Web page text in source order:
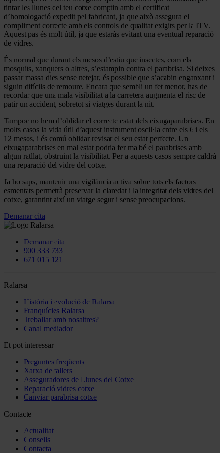
tintar les llunes del teu cotxe comptin amb el certificat
d’homologació expedit pel fabricant, ja que això assegura el
compliment correcte amb els controls de qualitat exigits per la ITV.
Aquest pas és molt útil, ja que estaràs evitant una eventual reparació
de vidres.
És normal que durant els mesos d’estiu que insectes, com els
mosquits, xanquers o altres, s’estampin contra el parabrisa. Si deixes
passar massa dies sense netejar, és possible que s’acabin enganxant i
siguin difícils de remoure. Encara que sembli un fet menor, has de
recordar que una mala visibilitat a la carretera augmenta el risc de
patir un accident, sobretot si viatges durant la nit.
Tampoc no hem d’oblidar el correcte estat dels eixugaparabrises. En
molts casos la vida útil d’aquest instrument oscil·la entre els 6 i els
12 mesos, i és comú oblidar revisar el seu estat perfecte. Un
eixugaparabrises en mal estat podria fer malbé el parabrises amb
algun ratllat, obstruint la visibilitat. Per a aquests casos sempre caldrà
una reparació del vidre del cotxe.
Ja ho saps, mantenir una vigilància activa sobre tots els factors
esmentats permetrà preservar la claredat i la integritat dels vidres del
cotxe, garantint així un viatge segur i sense preocupacions.
Demanar cita
Demanar cita
900 333 733
671 015 121
Ralarsa
Història i evolució de Ralarsa
Franquícies Ralarsa
Treballar amb nosaltres?
Canal mediador
Et pot interessar
Preguntes freqüents
Xarxa de tallers
Asseguradores de Llunes del Cotxe
Reparació vidres cotxe
Canviar parabrisa cotxe
Contacte
Actualitat
Consells
Contacta